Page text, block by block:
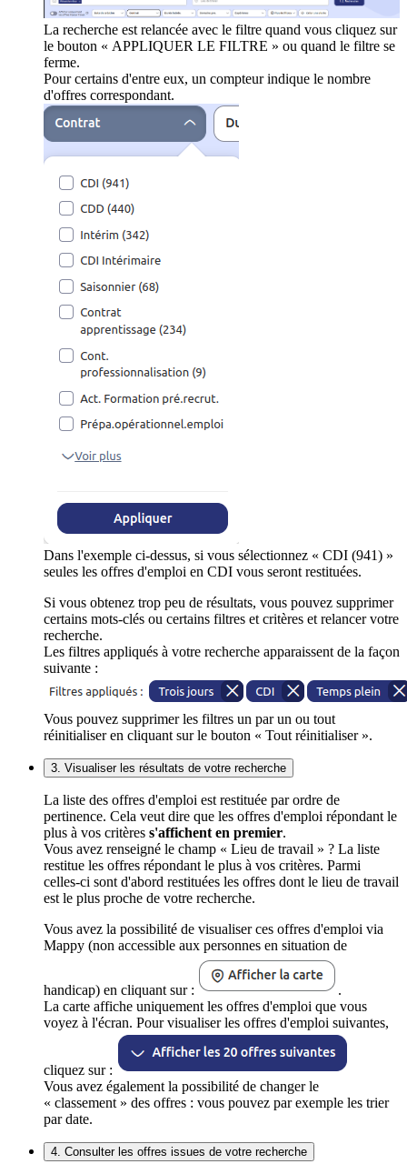
La recherche est relancée avec le filtre quand vous cliquez sur
le bouton « APPLIQUER LE FILTRE » ou quand le filtre se
ferme.
Pour certains d'entre eux, un compteur indique le nombre
d'offres correspondant.
Dans l'exemple ci-dessus, si vous sélectionnez « CDI (941) »
seules les offres d'emploi en CDI vous seront restituées.
Si vous obtenez trop peu de résultats, vous pouvez supprimer
certains mots-clés ou certains filtres et critères et relancer votre
recherche.
Les filtres appliqués à votre recherche apparaissent de la façon
suivante :
Vous pouvez supprimer les filtres un par un ou tout
réinitialiser en cliquant sur le bouton « Tout réinitialiser ».
3. Visualiser les résultats de votre recherche
La liste des offres d'emploi est restituée par ordre de
pertinence. Cela veut dire que les offres d'emploi répondant le
plus à vos critères s'affichent en premier.
Vous avez renseigné le champ « Lieu de travail » ? La liste
restitue les offres répondant le plus à vos critères. Parmi
celles-ci sont d'abord restituées les offres dont le lieu de travail
est le plus proche de votre recherche.
Vous avez la possibilité de visualiser ces offres d'emploi via
Mappy (non accessible aux personnes en situation de
handicap) en cliquant sur :
.
La carte affiche uniquement les offres d'emploi que vous
voyez à l'écran. Pour visualiser les offres d'emploi suivantes,
cliquez sur :
Vous avez également la possibilité de changer le
« classement » des offres : vous pouvez par exemple les trier
par date.
4. Consulter les offres issues de votre recherche